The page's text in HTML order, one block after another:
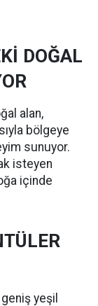
DOĞAL
alan,
bölgeye
sunuyor.
isteyen
içinde
yeşil